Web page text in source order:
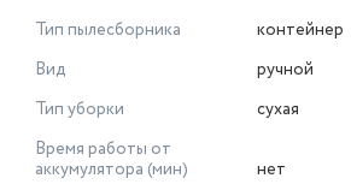
Тип пылесборника
контейнер
Вид
ручной
Тип уборки
сухая
Время работы от
аккумулятора (мин)
нет